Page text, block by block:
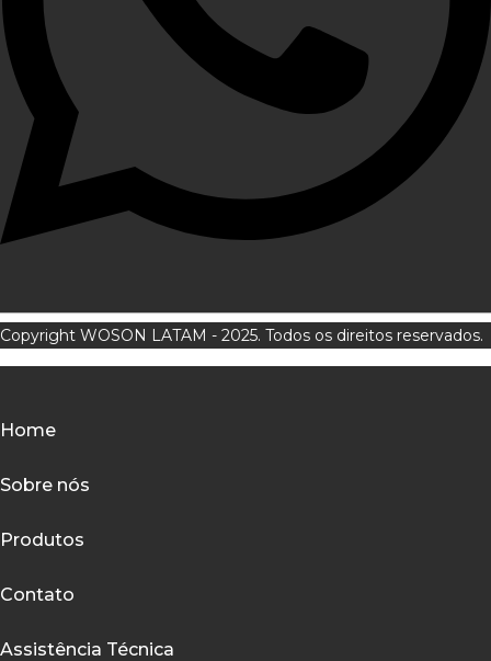
Copyright WOSON LATAM - 2025. Todos os direitos reservados.
Home
Sobre nós
Produtos
Contato
Assistência Técnica